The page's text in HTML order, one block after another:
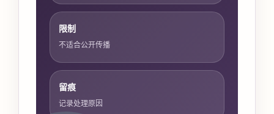
限制
不适合公开传播
留痕
记录处理原因